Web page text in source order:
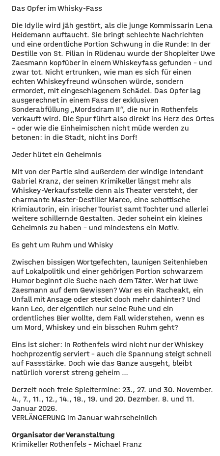
Das Opfer im Whisky-Fass
Die Idylle wird jäh gestört, als die junge Kommissarin Lena
Heidemann auftaucht. Sie bringt schlechte Nachrichten
und eine ordentliche Portion Schwung in die Runde: In der
Destille von St. Pilian in Rüdenau wurde der Shopleiter Uwe
Zaesmann kopfüber in einem Whiskeyfass gefunden – und
zwar tot. Nicht ertrunken, wie man es sich für einen
echten Whiskeyfreund wünschen würde, sondern
ermordet, mit eingeschlagenem Schädel. Das Opfer lag
ausgerechnet in einem Fass der exklusiven
Sonderabfüllung „Mordsdram II“, die nur in Rothenfels
verkauft wird. Die Spur führt also direkt ins Herz des Ortes
– oder wie die Einheimischen nicht müde werden zu
betonen: in die Stadt, nicht ins Dorf!
Jeder hütet ein Geheimnis
Mit von der Partie sind außerdem der windige Intendant
Gabriel Kranz, der seinen Krimikeller längst mehr als
Whiskey-Verkaufsstelle denn als Theater versteht, der
charmante Master-Destiller Marco, eine schottische
Krimiautorin, ein irischer Tourist samt Tochter und allerlei
weitere schillernde Gestalten. Jeder scheint ein kleines
Geheimnis zu haben – und mindestens ein Motiv.
Es geht um Ruhm und Whisky
Zwischen bissigen Wortgefechten, launigen Seitenhieben
auf Lokalpolitik und einer gehörigen Portion schwarzem
Humor beginnt die Suche nach dem Täter. Wer hat Uwe
Zaesmann auf dem Gewissen? War es ein Racheakt, ein
Unfall mit Ansage oder steckt doch mehr dahinter? Und
kann Leo, der eigentlich nur seine Ruhe und ein
ordentliches Bier wollte, dem Fall widerstehen, wenn es
um Mord, Whiskey und ein bisschen Ruhm geht?
Eins ist sicher: In Rothenfels wird nicht nur der Whiskey
hochprozentig serviert – auch die Spannung steigt schnell
auf Fassstärke. Doch wie das Ganze ausgeht, bleibt
natürlich vorerst streng geheim …
Derzeit noch freie Spieltermine: 23., 27. und 30. November.
4., 7., 11., 12., 14., 18., 19. und 20. Dezmber. 8. und 11.
Januar 2026.
VERLÄNGERUNG im Januar wahrscheinlich
Organisator der Veranstaltung
Krimikeller Rothenfels – Michael Franz